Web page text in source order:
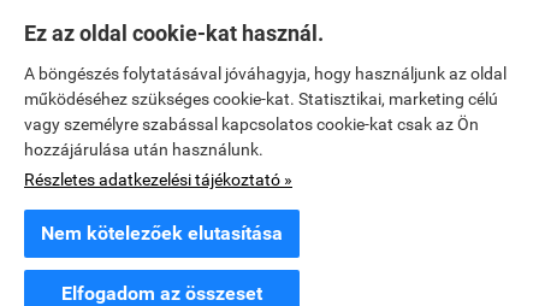
Ez az oldal cookie-kat használ.
A böngészés folytatásával jóváhagyja, hogy használjunk az oldal
működéséhez szükséges cookie-kat. Statisztikai, marketing célú
vagy személyre szabással kapcsolatos cookie-kat csak az Ön
hozzájárulása után használunk.
Részletes adatkezelési tájékoztató »
Nem kötelezőek elutasítása
Elfogadom az összeset